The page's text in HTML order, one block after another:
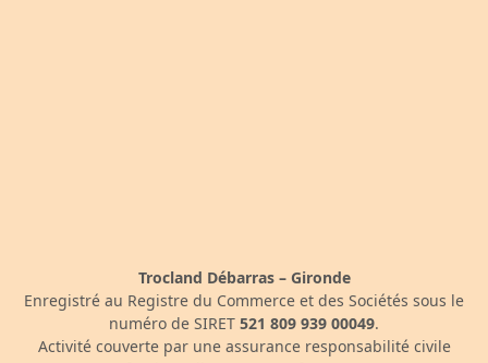
Trocland Débarras – Gironde
Enregistré au Registre du Commerce et des Sociétés sous le
numéro de SIRET 521 809 939 00049.
Activité couverte par une assurance responsabilité civile